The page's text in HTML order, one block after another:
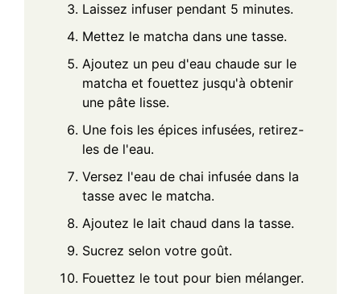
Laissez infuser pendant 5 minutes.
Mettez le matcha dans une tasse.
Ajoutez un peu d'eau chaude sur le
matcha et fouettez jusqu'à obtenir
une pâte lisse.
Une fois les épices infusées, retirez-
les de l'eau.
Versez l'eau de chai infusée dans la
tasse avec le matcha.
Ajoutez le lait chaud dans la tasse.
Sucrez selon votre goût.
Fouettez le tout pour bien mélanger.